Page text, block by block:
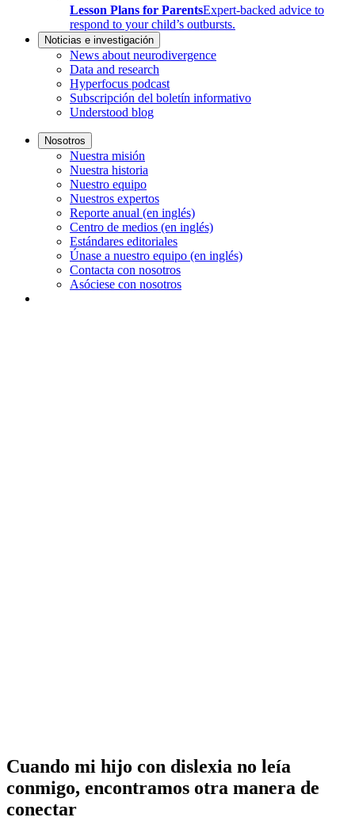
Lesson Plans for ParentsExpert-backed advice to
respond to your child’s outbursts.
Noticias e investigación
News about neurodivergence
Data and research
Hyperfocus podcast
Subscripción del boletín informativo
Understood blog
Nosotros
Nuestra misión
Nuestra historia
Nuestro equipo
Nuestros expertos
Reporte anual (en inglés)
Centro de medios (en inglés)
Estándares editoriales
Únase a nuestro equipo (en inglés)
Contacta con nosotros
Asóciese con nosotros
Cuando mi hijo con dislexia no leía
conmigo, encontramos otra manera de
conectar